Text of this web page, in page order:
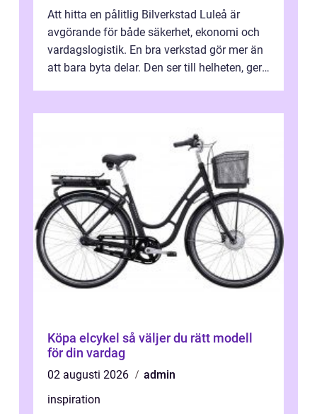
Att hitta en pålitlig Bilverkstad Luleå är
avgörande för både säkerhet, ekonomi och
vardagslogistik. En bra verkstad gör mer än
att bara byta delar. Den ser till helheten, ger
Köpa elcykel så väljer du rätt modell
för din vardag
02 augusti 2026
admin
inspiration